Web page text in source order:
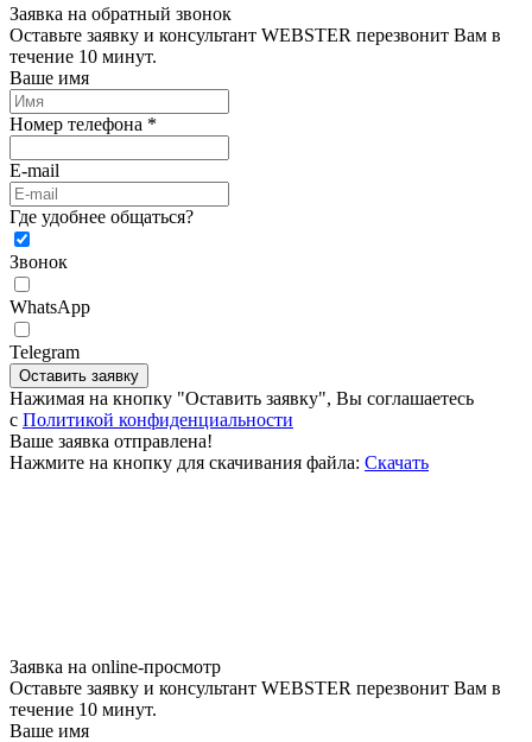
Заявка на обратный звонок
Оставьте заявку и консультант WEBSTER перезвонит Вам в
течение 10 минут.
Ваше имя
Номер телефона *
E-mail
Где удобнее общаться?
Звонок
WhatsApp
Telegram
Оставить заявку
Нажимая на кнопку "Оставить заявку", Вы соглашаетесь
c Политикой конфиденциальности
Ваше заявка отправлена!
Нажмите на кнопку для скачивания файла: Скачать
Заявка на online-просмотр
Оставьте заявку и консультант WEBSTER перезвонит Вам в
течение 10 минут.
Ваше имя